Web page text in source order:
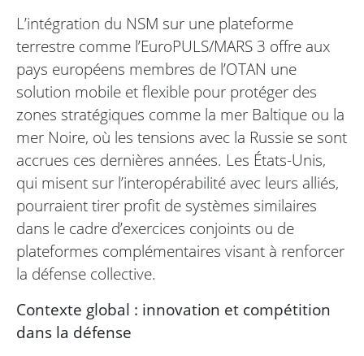
L’intégration du NSM sur une plateforme
terrestre comme l’EuroPULS/MARS 3 offre aux
pays européens membres de l’OTAN une
solution mobile et flexible pour protéger des
zones stratégiques comme la mer Baltique ou la
mer Noire, où les tensions avec la Russie se sont
accrues ces dernières années. Les États-Unis,
qui misent sur l’interopérabilité avec leurs alliés,
pourraient tirer profit de systèmes similaires
dans le cadre d’exercices conjoints ou de
plateformes complémentaires visant à renforcer
la défense collective.
Contexte global : innovation et compétition
dans la défense